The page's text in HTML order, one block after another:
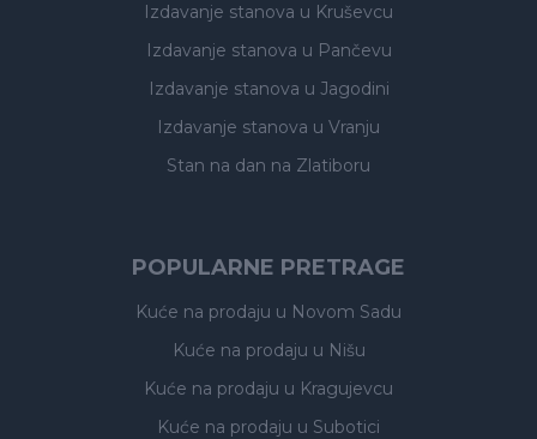
Izdavanje stanova u Kruševcu
Izdavanje stanova u Pančevu
Izdavanje stanova u Jagodini
Izdavanje stanova u Vranju
Stan na dan na Zlatiboru
POPULARNE PRETRAGE
Kuće na prodaju u Novom Sadu
Kuće na prodaju u Nišu
Kuće na prodaju u Kragujevcu
Kuće na prodaju u Subotici